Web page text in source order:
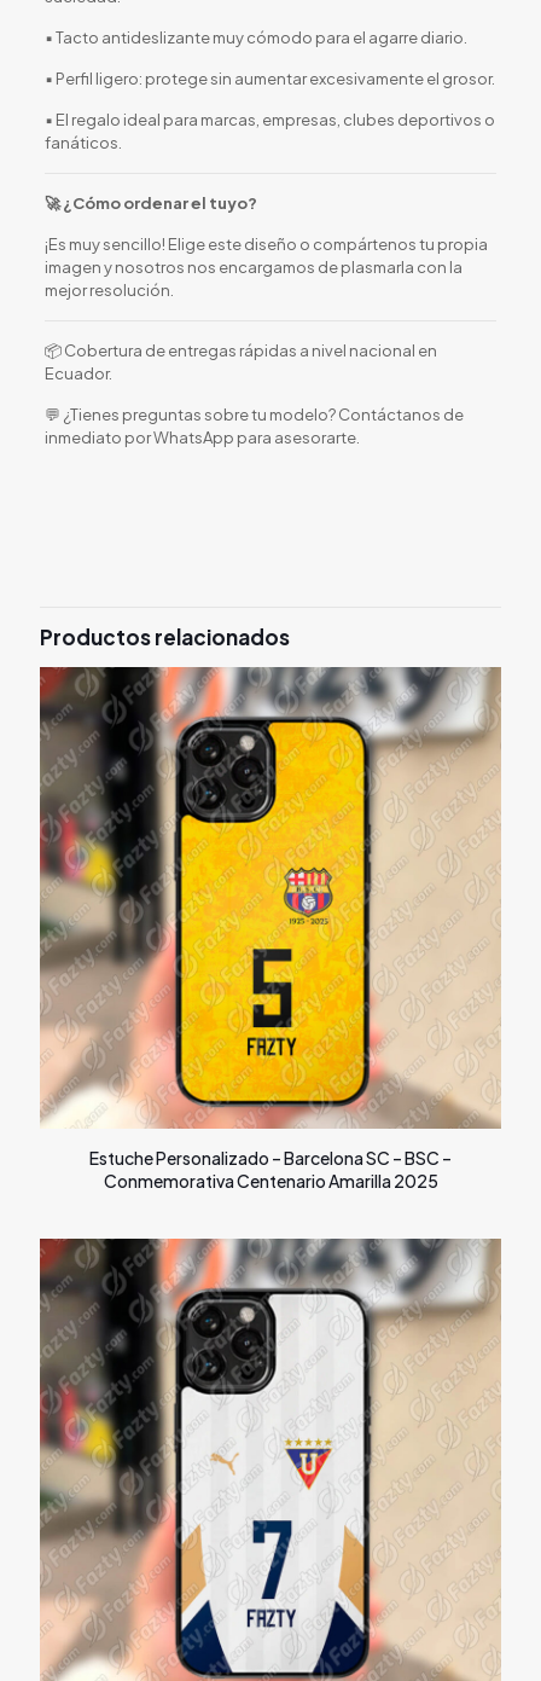
▪️ Tacto antideslizante muy cómodo para el agarre diario.
▪️ Perfil ligero: protege sin aumentar excesivamente el grosor.
▪️ El regalo ideal para marcas, empresas, clubes deportivos o
fanáticos.
🚀 ¿Cómo ordenar el tuyo?
¡Es muy sencillo! Elige este diseño o compártenos tu propia
imagen y nosotros nos encargamos de plasmarla con la
mejor resolución.
📦 Cobertura de entregas rápidas a nivel nacional en
Ecuador.
💬 ¿Tienes preguntas sobre tu modelo? Contáctanos de
inmediato por WhatsApp para asesorarte.
Productos relacionados
Estuche Personalizado – Barcelona SC – BSC –
Conmemorativa Centenario Amarilla 2025